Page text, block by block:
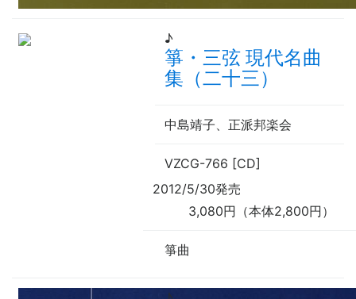
♪
箏・三弦 現代名曲
集（二十三）
中島靖子、正派邦楽会
VZCG-766 [CD]
2012/5/30発売
3,080円（本体2,800円）
箏曲